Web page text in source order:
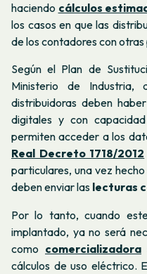
haciendo cálculos
los casos en que las
de los contadores con
Según el Plan de
Ministerio de
distribuidoras deben
digitales y con
permiten acceder a los
Real Decreto 1718/2012
particulares, una vez
deben enviar las lecturas
Por lo tanto, cuando
implantado, ya no será
como comercializadora
cálculos de uso eléctrico.